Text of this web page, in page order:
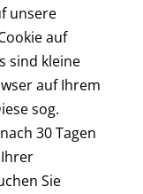
unsere
auf
sind kleine
auf Ihrem
sog.
30 Tagen
Sie